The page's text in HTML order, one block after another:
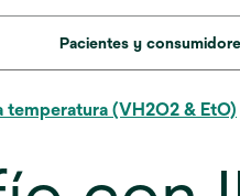
Pacientes y
temperatura (VH2O2 & EtO)